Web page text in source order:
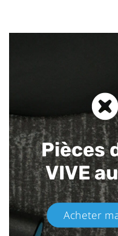
Pièces
VIVE
Acheter